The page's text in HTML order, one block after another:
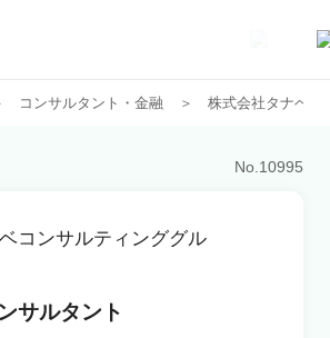
求人一覧
お気に入り求人
コラム
コンサルタント・金融 株式会社タナベコ
No.10995
コンサルティンググル
サルタント